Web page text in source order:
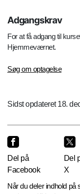
Adgangskrav
For at få adgang til
Hjemmeværnet.
Søg om optagelse
Sidst opdateret 18.
Del på
Facebook
Del
X
Når du deler indhold